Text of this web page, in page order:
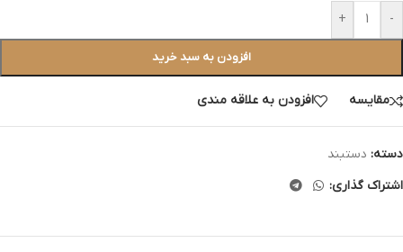
-
+
افزودن به سبد خرید
مقایسه افزودن به علاقه مندی
دسته: دستبند
اشتراک گذاری: